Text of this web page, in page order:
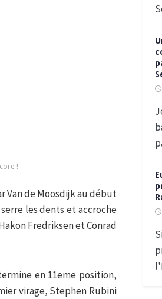
!
Van de Moosdijk au début
les dents et accroche
Fredriksen et Conrad
en 11eme position,
virage, Stephen Rubini